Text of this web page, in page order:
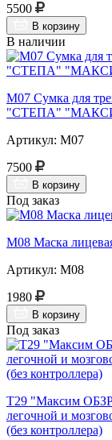
5500
В корзину
В наличии
М07 Сумка для
"СТЕПА"
Артикул: М07
7500
В корзину
Под заказ
М08 Маска
Артикул: М08
1980
В корзину
Под заказ
Т29 "Максим
легочной и
(без контроллера)